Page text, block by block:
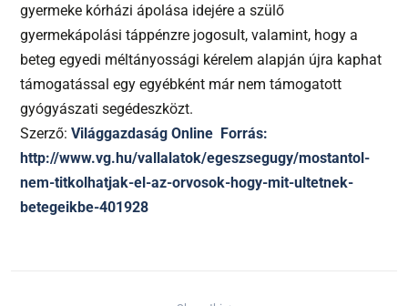
gyermeke kórházi ápolása idejére a szülő
gyermekápolási táppénzre jogosult, valamint, hogy a
beteg egyedi méltányossági kérelem alapján újra kaphat
támogatással egy egyébként már nem támogatott
gyógyászati segédeszközt.
Szerző: Világgazdaság Online Forrás:
http://www.vg.hu/vallalatok/egeszsegugy/mostantol-
nem-titkolhatjak-el-az-orvosok-hogy-mit-ultetnek-
betegeikbe-401928